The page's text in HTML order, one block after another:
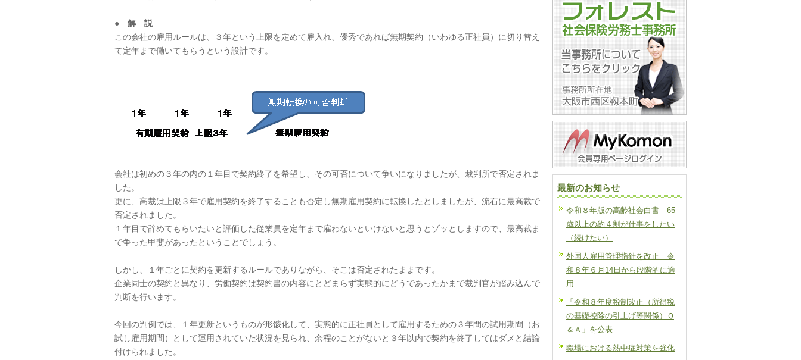
● 解 説
この会社の雇用ルールは、３年という上限を定めて雇入れ、優秀であれば無期契約（いわゆる正社員）に切り替え
て定年まで働いてもらうという設計です。
会社は初めの３年の内の１年目で契約終了を希望し、その可否について争いになりましたが、裁判所で否定されま
した。
更に、高裁は上限３年で雇用契約を終了することも否定し無期雇用契約に転換したとしましたが、流石に最高裁で
否定されました。
１年目で辞めてもらいたいと評価した従業員を定年まで雇わないといけないと思うとゾッとしますので、最高裁ま
で争った甲斐があったということでしょう。
しかし、１年ごとに契約を更新するルールでありながら、そこは否定されたままです。
企業同士の契約と異なり、労働契約は契約書の内容にとどまらず実態的にどうであったかまで裁判官が踏み込んで
判断を行います。
今回の判例では、１年更新というものが形骸化して、実態的に正社員として雇用するための３年間の試用期間（お
試し雇用期間）として運用されていた状況を見られ、余程のことがないと３年以内で契約を終了してはダメと結論
付けられました。
最新のお知らせ
令和８年版の高齢社会白書 65
歳以上の約４割が仕事をしたい
（続けたい）
外国人雇用管理指針を改正 令
和８年６月14日から段階的に適
用
「令和８年度税制改正（所得税
の基礎控除の引上げ等関係）Ｑ
＆Ａ」を公表
職場における熱中症対策を強化